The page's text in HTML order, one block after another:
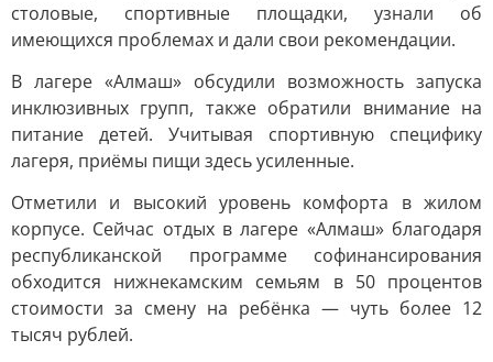
столовые, спортивные площадки, узнали об
имеющихся проблемах и дали свои рекомендации.
В лагере «Алмаш» обсудили возможность запуска
инклюзивных групп, также обратили внимание на
питание детей. Учитывая спортивную специфику
лагеря, приёмы пищи здесь усиленные.
Отметили и высокий уровень комфорта в жилом
корпусе. Сейчас отдых в лагере «Алмаш» благодаря
республиканской программе софинансирования
обходится нижнекамским семьям в 50 процентов
стоимости за смену на ребёнка — чуть более 12
тысяч рублей.